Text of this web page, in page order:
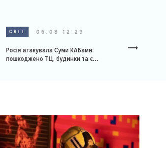
СВІТ 06.08 12:29
Росія атакувала Суми КАБами:
пошкоджено ТЦ, будинки та є